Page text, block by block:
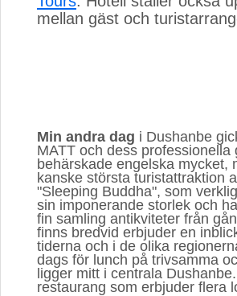
mellan gäst och
Min andra dag i Dushanbe
MATT och dess
behärskade engelska mycket,
kanske största turistattraktion
"Sleeping Buddha", som
sin imponerande storlek och
fin samling antikviteter från
finns bredvid erbjuder en
tiderna och i de olika
dags för lunch på trivsamma
ligger mitt i centrala
restaurang som erbjuder flera